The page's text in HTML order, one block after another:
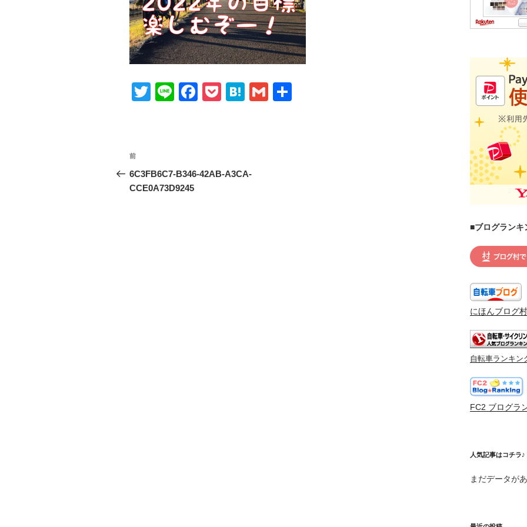
T
Li
F
b
P
H
a
G
投
稿
ナ
前
の
投
前
6C3FB6C7-B346-42AB-A3CA-
CCE0A73D9245
■ブログランキ
にほんブログ村
自転車ランキン
FC2 ブログラ
人気記事はコチラ♪
まだデータが